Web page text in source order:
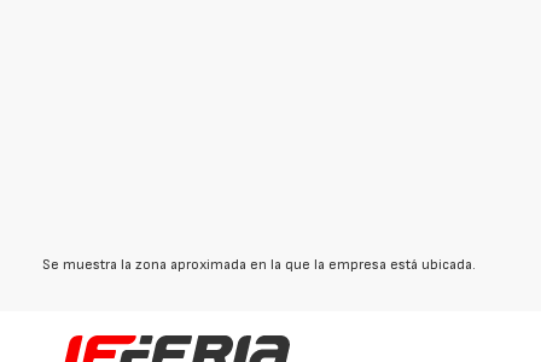
Se muestra la zona aproximada en la que la empresa está ubicada.